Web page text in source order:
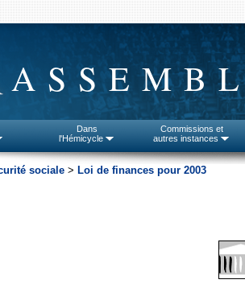
Dans
l'Hémicycle
Commissions et
autres instances
sociale > Loi de finances pour 2003